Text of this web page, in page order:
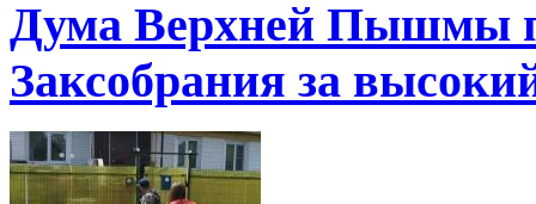
Дума Верхней Пышмы
Заксобрания за